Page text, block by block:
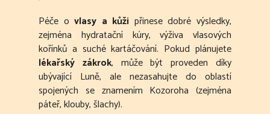
Péče ovlasy a kůži přinese dobré výsledky,
zejména hydratační kúry, výživa vlasových
kořínků a suché kartáčování. Pokud plánujete
lékařský zákrok, může být proveden díky
ubývající Luně, ale nezasahujte do oblastí
spojených se znamením Kozoroha (zejména
páteř, klouby, šlachy).